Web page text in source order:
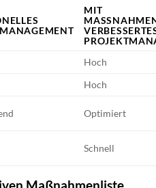
MIT
ERBESSERTES
Hoch
Hoch
Optimiert
Schnell